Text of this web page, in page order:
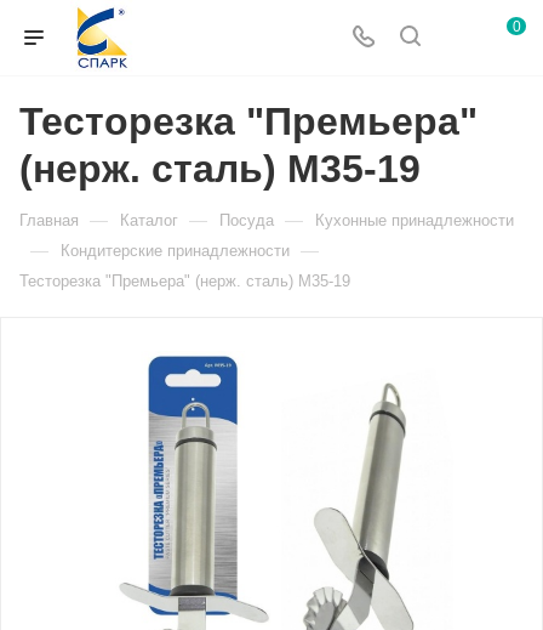
0
Тесторезка "Премьера"
(нерж. сталь) М35-19
Главная — Каталог — Посуда — Кухонные принадлежности
— Кондитерские принадлежности —
Тесторезка "Премьера" (нерж. сталь) М35-19